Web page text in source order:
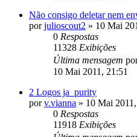
Não consigo deletar nem
porjulioscout2 » 10 Mai
0 Respostas
11328 Exibições
Última mensagem
10 Mai 2011, 21:51
2 Logos ja_purity
porv.vianna » 10 Mai
0 Respostas
11918 Exibições